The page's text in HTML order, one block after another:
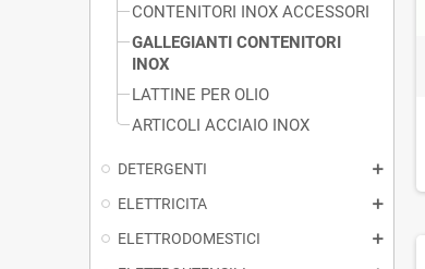
CONTENITORI INOX ACCESSORI
GALLEGIANTI CONTENITORI
INOX
LATTINE PER OLIO
ARTICOLI ACCIAIO INOX
DETERGENTI
ELETTRICITA
ELETTRODOMESTICI